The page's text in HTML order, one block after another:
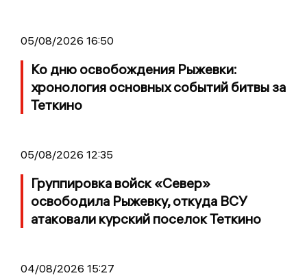
05/08/2026 16:50
Ко дню освобождения Рыжевки:
хронология основных событий битвы за
Теткино
05/08/2026 12:35
Группировка войск «Север»
освободила Рыжевку, откуда ВСУ
атаковали курский поселок Теткино
04/08/2026 15:27